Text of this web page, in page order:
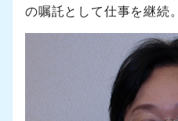
の嘱託として仕事を継続。